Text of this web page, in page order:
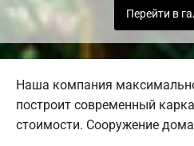
Перейти в
Наша компания
построит современный
стоимости. Сооружение